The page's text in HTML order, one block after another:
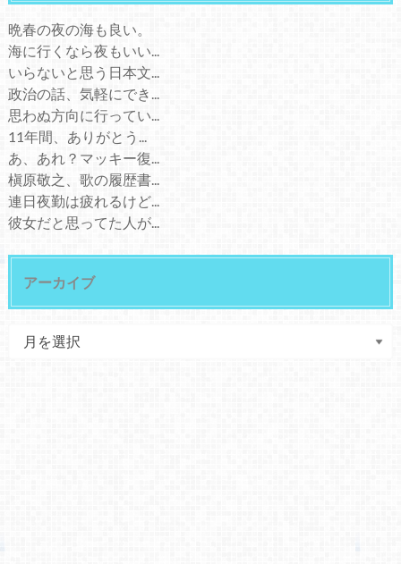
晩春の夜の海も良い。
海に行くなら夜もいい...
いらないと思う日本文...
政治の話、気軽にでき...
思わぬ方向に行ってい...
11年間、ありがとう...
あ、あれ？マッキー復...
槇原敬之、歌の履歴書...
連日夜勤は疲れるけど...
彼女だと思ってた人が...
アーカイブ